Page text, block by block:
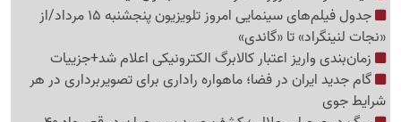
جدول فیلم‌های سینمایی امروز تلویزیون پنجشنبه 15 مرداد/از
«نجات لنینگراد» تا «گاندی»
زمان‌بندی واریز اعتبار کالابرگ الکترونیکی اعلام شد+جزییات
گام جدید ایران در فضا؛ ماهواره راداری برای تصویربرداری در هر
شرایط جوی